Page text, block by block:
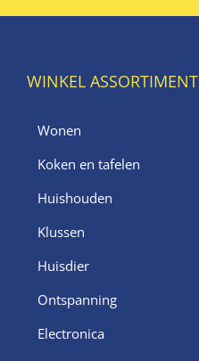
WINKEL ASSORTIMENT
Wonen
Koken en tafelen
Huishouden
Klussen
Huisdier
Ontspanning
Electronica